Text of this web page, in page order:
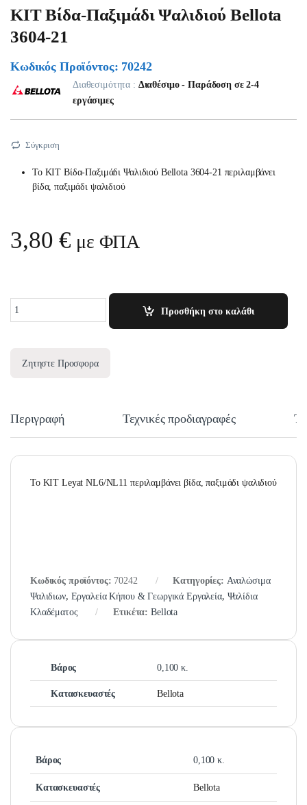
ΚΙΤ Βίδα-Παξιμάδι Ψαλιδιού Bellota
3604-21
Κωδικός Προϊόντος: 70242
Διαθεσιμότητα : Διαθέσιμο - Παράδοση σε 2-4
εργάσιμες
Σύγκριση
Το ΚΙΤ Βίδα-Παξιμάδι Ψαλιδιού Bellota 3604-21 περιλαμβάνει
βίδα, παξιμάδι ψαλιδιού
3,80€ με ΦΠΑ
Προσθήκη στο καλάθι
Ζητηστε Προσφορα
Περιγραφή Τεχνικές προδιαγραφές
Το KIT Leyat NL6/NL11 περιλαμβάνει βίδα, παξιμάδι ψαλιδιού
Κωδικός προϊόντος: 70242 Κατηγορίες: Αναλώσιμα
Ψαλιδιων, Εργαλεία Κήπου & Γεωργικά Εργαλεία, Ψαλίδια
Κλαδέματος
Ετικέτα:Bellota
Βάρος 0,100 κ.
Κατασκευαστές Bellota
Βάρος 0,100 κ.
Κατασκευαστές Bellota